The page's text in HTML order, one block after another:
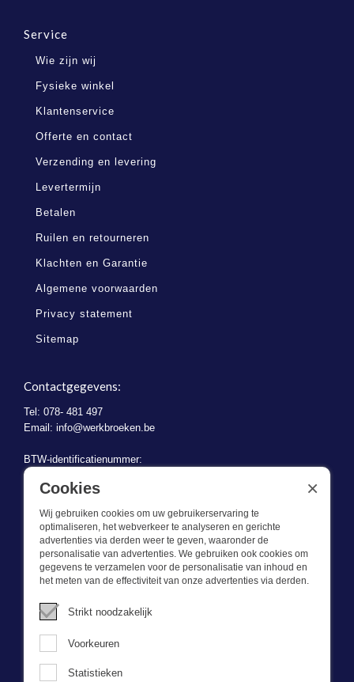
Service
Wie zijn wij
Fysieke winkel
Klantenservice
Offerte en contact
Verzending en levering
Levertermijn
Betalen
Ruilen en retourneren
Klachten en Garantie
Algemene voorwaarden
Privacy statement
Sitemap
Contactgegevens:
Tel: 078- 481 497
Email: info@werkbroeken.be
BTW-identificatienummer:
BE 0721.730.280
Wat we doen
Deze webshop is onderdeel van BEVAZET BV. Bevazet levert al
sinds 1983 bedrijfskleding aan grote en kleinere ondernemingen.
We hebben een eigen winkel/showroom in Brandwijk. Onze klanten
bieden we kwalitatief goede en sterke bedrijfskleding tegen een
scherpe prijs. Onze service is snel, we zijn voorraadhoudend,
Cookies
Wij gebruiken cookies om uw gebruikerservaring te
optimaliseren, het webverkeer te analyseren en gerichte
advertenties via derden weer te geven, waaronder de
personalisatie van advertenties. We gebruiken ook cookies om
gegevens te verzamelen voor de personalisatie van inhoud en
het meten van de effectiviteit van onze advertenties via derden.
Strikt noodzakelijk
Voorkeuren
Statistieken
×